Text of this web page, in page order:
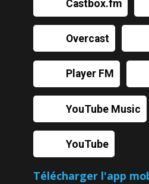
Castbox.fm
Overcast
Player FM
YouTube Music
YouTube
Télécharger l'app